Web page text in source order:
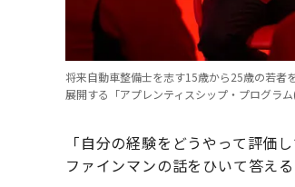
将来自動車整備士を志す15歳から25歳の若者
展開する「アプレンティスシップ・プログラ
「自分の経験をどうやって評価
ファインマンの話をひいて答える